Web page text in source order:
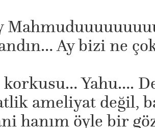
Ay bizi ne
korkusu… Yahu….
ameliyat değil,
hanım öyle bir